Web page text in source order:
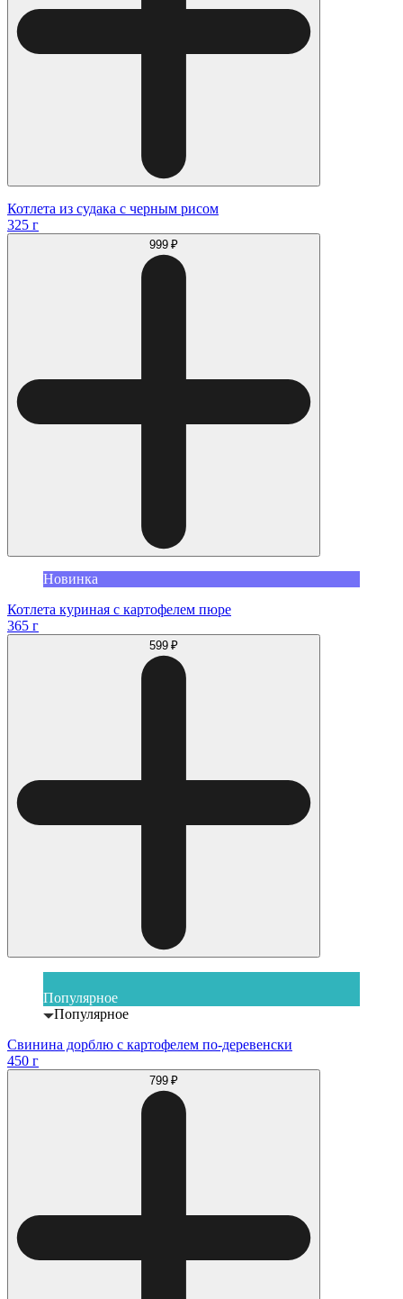
Котлета из судака с черным рисом
325 г
999 ₽
Новинка
Котлета куриная с картофелем пюре
365 г
599 ₽
Популярное
Популярное
Свинина дорблю с картофелем по-деревенски
450 г
799 ₽